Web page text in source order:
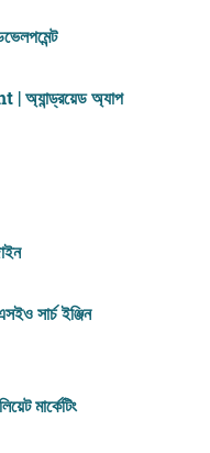
অ্যাপ
সার্চ ইঞ্জিন
মার্কেটিং